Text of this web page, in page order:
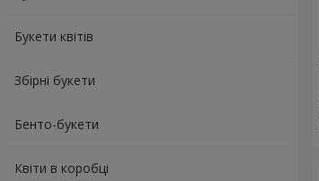
Букети квітів
Збірні букети
Бенто-букети
Квіти в коробці